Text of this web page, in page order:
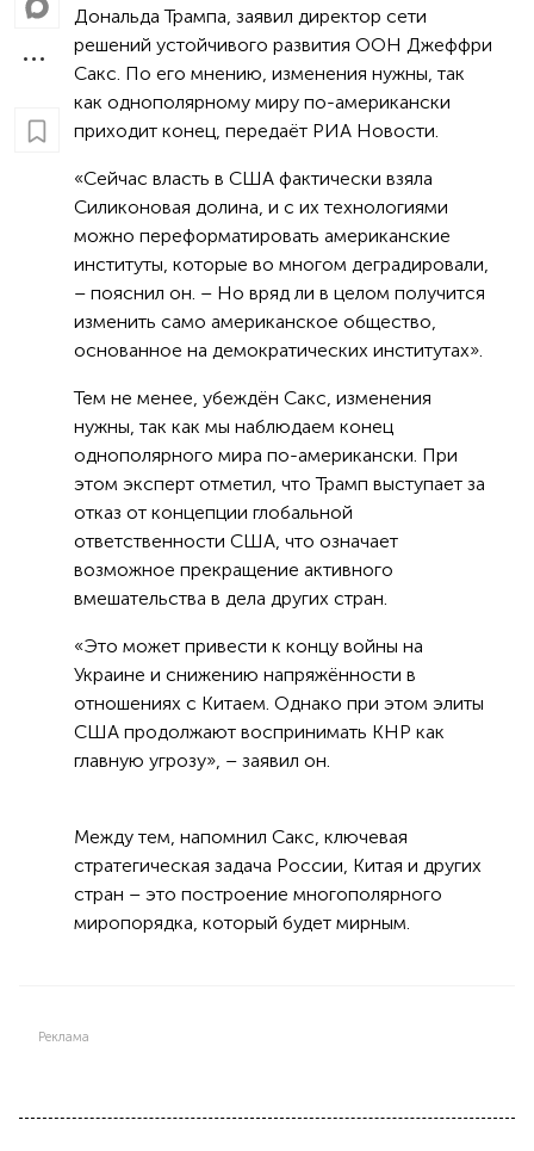
Дональда Трампа, заявил директор сети
решений устойчивого развития ООН Джеффри
Сакс. По его мнению, изменения нужны, так
как однополярному миру по-американски
приходит конец, передаёт РИА Новости.
«Сейчас власть в США фактически взяла
Силиконовая долина, и с их технологиями
можно переформатировать американские
институты, которые во многом деградировали,
– пояснил он. – Но вряд ли в целом получится
изменить само американское общество,
основанное на демократических институтах».
Тем не менее, убеждён Сакс, изменения
нужны, так как мы наблюдаем конец
однополярного мира по-американски. При
этом эксперт отметил, что Трамп выступает за
отказ от концепции глобальной
ответственности США, что означает
возможное прекращение активного
вмешательства в дела других стран.
«Это может привести к концу войны на
Украине и снижению напряжённости в
отношениях с Китаем. Однако при этом элиты
США продолжают воспринимать КНР как
главную угрозу», – заявил он.
Между тем, напомнил Сакс, ключевая
стратегическая задача России, Китая и других
стран – это построение многополярного
миропорядка, который будет мирным.
Реклама